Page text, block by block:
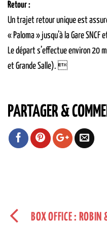
Retour :
Un trajet retour unique est
« Paloma » jusqu’à la Gare SNCF
Le départ s’effectue environ 20
et Grande Salle). 
PARTAGER &
BOX OFFICE :